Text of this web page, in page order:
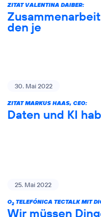
ZITAT VALENTINA DAIBER:
den je
30. Mai 2022
ZITAT MARKUS HAAS, CEO:
Daten und KI
25. Mai 2022
O2 TELEFÓNICA TECTALK MIT
Wir müssen